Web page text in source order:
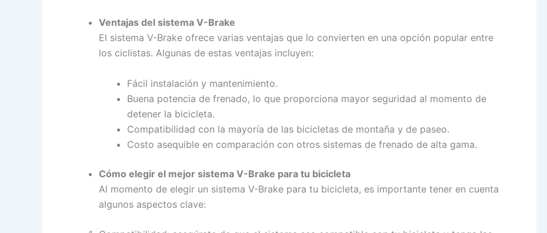
Ventajas del sistema V-Brake
El sistema V-Brake ofrece varias ventajas que lo convierten en una opción popular entre
los ciclistas. Algunas de estas ventajas incluyen:
Fácil instalación y mantenimiento.
Buena potencia de frenado, lo que proporciona mayor seguridad al momento de
detener la bicicleta.
Compatibilidad con la mayoría de las bicicletas de montaña y de paseo.
Costo asequible en comparación con otros sistemas de frenado de alta gama.
Cómo elegir el mejor sistema V-Brake para tu bicicleta
Al momento de elegir un sistema V-Brake para tu bicicleta, es importante tener en cuenta
algunos aspectos clave: